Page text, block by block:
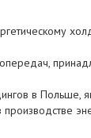
в